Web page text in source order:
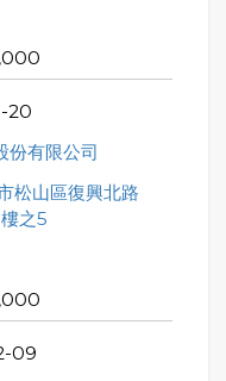
20
份有限公司
松山區復興北路
之5
09